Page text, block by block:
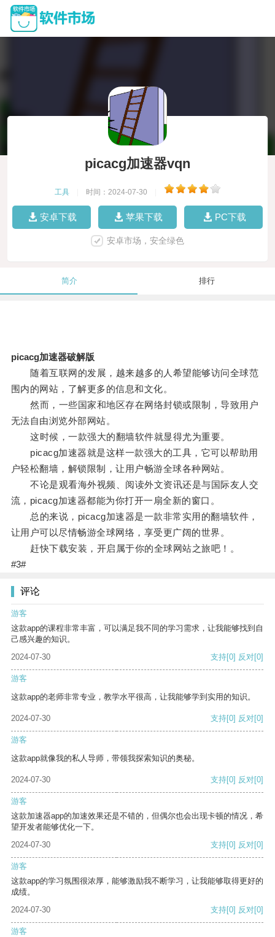
picacg加速器vqn
工具 时间：2024-07-30
安卓下载 苹果下载 PC下载
安卓市场，安全绿色
简介 排行
picacg加速器破解版
随着互联网的发展，越来越多的人希望能够访问全球范
围内的网站，了解更多的信息和文化。
然而，一些国家和地区存在网络封锁或限制，导致用户
无法自由浏览外部网站。
这时候，一款强大的翻墙软件就显得尤为重要。
picacg加速器就是这样一款强大的工具，它可以帮助用
户轻松翻墙，解锁限制，让用户畅游全球各种网站。
不论是观看海外视频、阅读外文资讯还是与国际友人交
流，picacg加速器都能为你打开一扇全新的窗口。
总的来说，picacg加速器是一款非常实用的翻墙软件，
让用户可以尽情畅游全球网络，享受更广阔的世界。
赶快下载安装，开启属于你的全球网站之旅吧！。
#3#
评论
游客
这款app的课程非常丰富，可以满足我不同的学习需求，让我能够找到自
己感兴趣的知识。
2024-07-30
支持[0] 反对[0]
游客
这款app的老师非常专业，教学水平很高，让我能够学到实用的知识。
2024-07-30 支持[0] 反对[0]
游客
这款app就像我的私人导师，带领我探索知识的奥秘。
2024-07-30 支持[0] 反对[0]
游客
这款加速器app的加速效果还是不错的，但偶尔也会出现卡顿的情况，希
望开发者能够优化一下。
2024-07-30
支持[0] 反对[0]
游客
这款app的学习氛围很浓厚，能够激励我不断学习，让我能够取得更好的
成绩。
2024-07-30
支持[0] 反对[0]
游客